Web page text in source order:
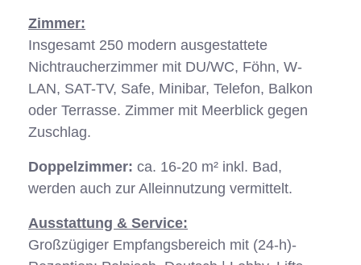
Zimmer:
Insgesamt 250 modern ausgestattete
Nichtraucherzimmer mit DU/WC, Föhn, W-
LAN, SAT-TV, Safe, Minibar, Telefon, Balkon
oder Terrasse. Zimmer mit Meerblick gegen
Zuschlag.
Doppelzimmer: ca. 16-20 m² inkl. Bad,
werden auch zur Alleinnutzung vermittelt.
Ausstattung & Service:
Großzügiger Empfangsbereich mit (24-h)-